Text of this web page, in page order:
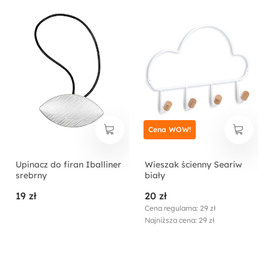
Upinacz do firan Iballiner
srebrny
19 zł
Wieszak ścienny Seariw
biały
20 zł
Cena regularna: 29 zł
Najniższa cena: 29 zł
Cena WOW!